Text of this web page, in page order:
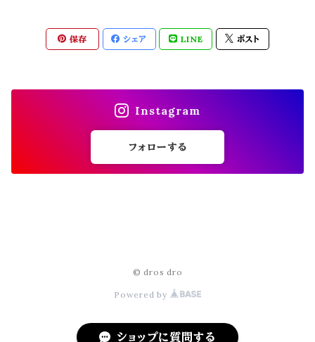
FUN for modem design (ojisan)
molle shoes(モールシューズ)
MON PETIT ART(モン プティ アール)
保存 シェア LINE ポスト
Instagram
フォローする
© dros dro
Powered by
ショップに質問する